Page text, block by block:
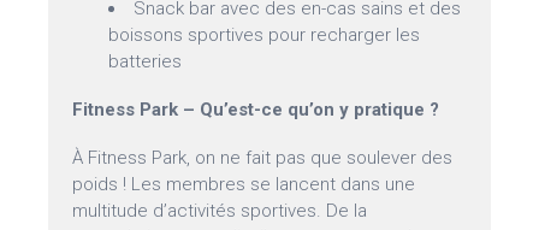
Snack bar avec des en-cas sains et des
boissons sportives pour recharger les
batteries
Fitness Park – Qu’est-ce qu’on y pratique ?
À Fitness Park, on ne fait pas que soulever des
poids ! Les membres se lancent dans une
multitude d’activités sportives. De la